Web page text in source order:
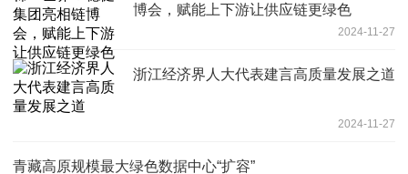
博会，赋能上下游让供应链更绿色
2024-11-27
浙江经济界人大代表建言高质量发展之道
2024-11-27
青藏高原规模最大绿色数据中心“扩容”